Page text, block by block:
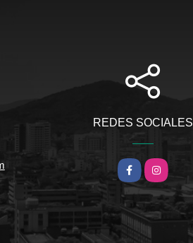
REDES SOCIALES
Facebook
Instagram